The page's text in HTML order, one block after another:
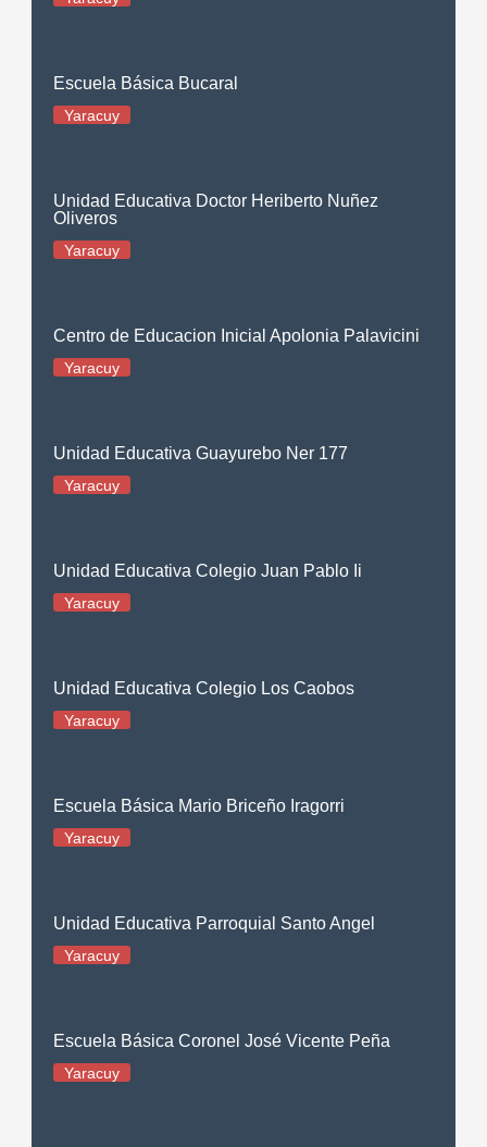
Escuela Básica Bucaral
Yaracuy
Unidad Educativa Doctor Heriberto Nuñez
Oliveros
Yaracuy
Centro de Educacion Inicial Apolonia Palavicini
Yaracuy
Unidad Educativa Guayurebo Ner 177
Yaracuy
Unidad Educativa Colegio Juan Pablo Ii
Yaracuy
Unidad Educativa Colegio Los Caobos
Yaracuy
Escuela Básica Mario Briceño Iragorri
Yaracuy
Unidad Educativa Parroquial Santo Angel
Yaracuy
Escuela Básica Coronel José Vicente Peña
Yaracuy